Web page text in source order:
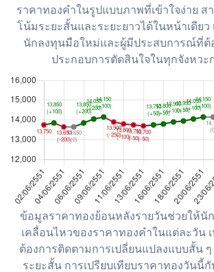
ราคาทองคำในรูปแบบภาพที่เข้าใจง่าย ส
โน้มระยะสั้นและระยะยาวได้ในหน้าเดียว
นักลงทุนมือใหม่และผู้มีประสบการณ์ที่ต้
ประกอบการตัดสินใจในทุกจังหวะ
ข้อมูลราคาทองย้อนหลังรายวันช่วยให้นั
เคลื่อนไหวของราคาทองคำในแต่ละวัน
ต้องการติดตามการเปลี่ยนแปลงแบบสั้น ๆ
ระยะสั้น การเปรียบเทียบราคาทองวันนี้